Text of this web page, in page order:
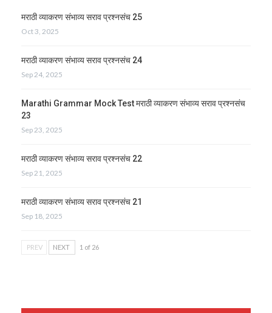
मराठी व्याकरण संभाव्य सराव प्रश्नसंच 25
Oct 3, 2025
मराठी व्याकरण संभाव्य सराव प्रश्नसंच 24
Sep 24, 2025
Marathi Grammar Mock Test मराठी व्याकरण संभाव्य सराव प्रश्नसंच
23
Sep 23, 2025
मराठी व्याकरण संभाव्य सराव प्रश्नसंच 22
Sep 21, 2025
मराठी व्याकरण संभाव्य सराव प्रश्नसंच 21
Sep 18, 2025
PREV NEXT 1 of 26